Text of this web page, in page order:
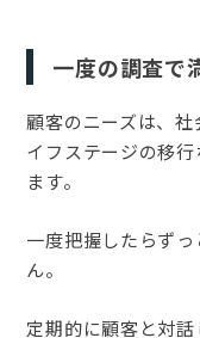
一度の調査で
顧客のニーズは、
イフステージの移
ます。
一度把握したらず
ん。
定期的に顧客と対